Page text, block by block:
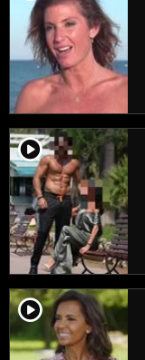
player2
player2